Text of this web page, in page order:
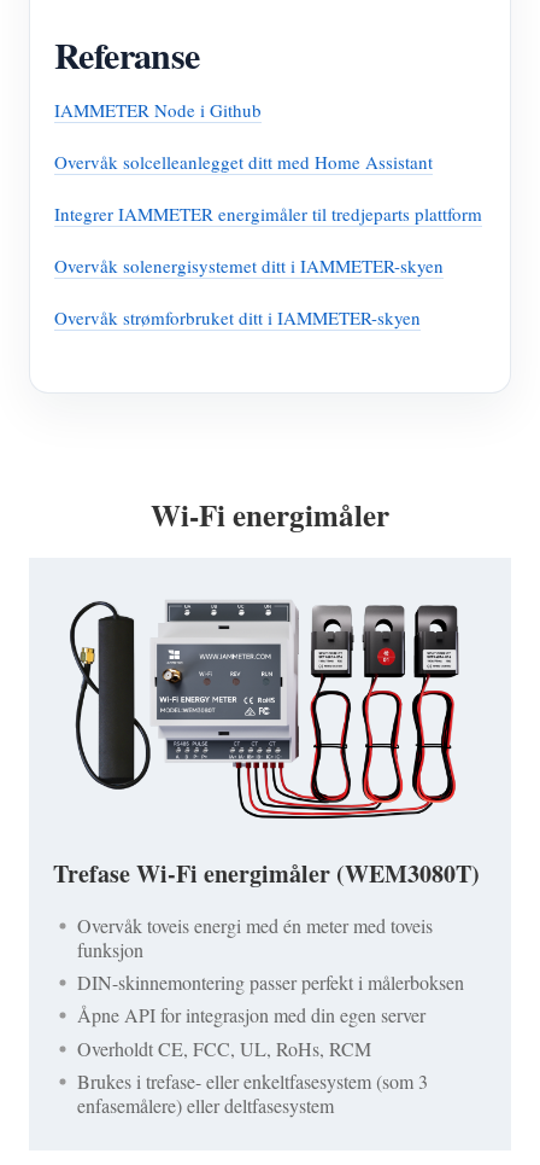
Referanse
IAMMETER Node i Github
Overvåk solcelleanlegget ditt med Home Assistant
Integrer IAMMETER energimåler til tredjeparts plattform
Overvåk solenergisystemet ditt i IAMMETER-skyen
Overvåk strømforbruket ditt i IAMMETER-skyen
Wi-Fi energimåler
Trefase Wi-Fi energimåler (WEM3080T)
Overvåk toveis energi med én meter med toveis
funksjon
DIN-skinnemontering passer perfekt i målerboksen
Åpne API for integrasjon med din egen server
Overholdt CE, FCC, UL, RoHs, RCM
Brukes i trefase- eller enkeltfasesystem (som 3
enfasemålere) eller deltfasesystem